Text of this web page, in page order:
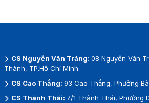
CS Nguyễn Văn Tráng: 08 Nguyễn Văn
Thành, TP.Hồ Chí Minh
CS Cao Thắng: 93 Cao Thắng, Phường
CS Thành Thái: 7/1 Thành Thái, Phường